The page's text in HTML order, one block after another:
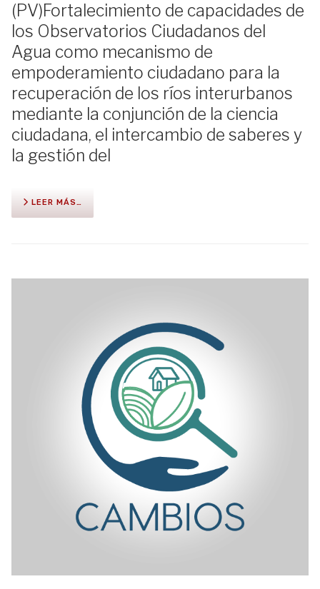
(PV)Fortalecimiento de capacidades de
los Observatorios Ciudadanos del
Agua como mecanismo de
empoderamiento ciudadano para la
recuperación de los ríos interurbanos
mediante la conjunción de la ciencia
ciudadana, el intercambio de saberes y
la gestión del
LEER MÁS…